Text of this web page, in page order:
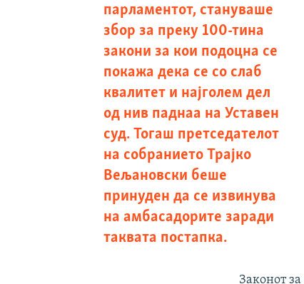
парламентот, стануваше
збор за преку 100-тина
закони за кои подоцна се
покажа дека се со слаб
квалитет и најголем дел
од нив паднаа на Уставен
суд. Тогаш претседателот
на собранието Трајко
Вељановски беше
принуден да се извинува
на амбасадорите заради
таквата постапка.
Законот